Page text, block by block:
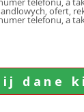
ofert,
telefonu, a
dane